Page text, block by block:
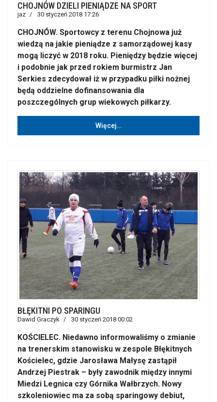
CHOJNÓW DZIELI PIENIĄDZE NA SPORT
jaz 30 styczeń 2018 17:26
CHOJNÓW. Sportowcy z terenu Chojnowa już
wiedzą na jakie pieniądze z samorządowej kasy
mogą liczyć w 2018 roku. Pieniędzy będzie więcej
i podobnie jak przed rokiem burmistrz Jan
Serkies zdecydował iż w przypadku piłki nożnej
będą oddzielne dofinansowania dla
poszczególnych grup wiekowych piłkarzy.
Więcej…
BŁĘKITNI PO SPARINGU
Dawid Graczyk 30 styczeń 2018 00:02
KOŚCIELEC. Niedawno informowaliśmy o zmianie
na trenerskim stanowisku w zespole Błękitnych
Kościelec, gdzie Jarosława Małysę zastąpił
Andrzej Piestrak – były zawodnik między innymi
Miedzi Legnica czy Górnika Wałbrzych. Nowy
szkoleniowiec ma za sobą sparingowy debiut,